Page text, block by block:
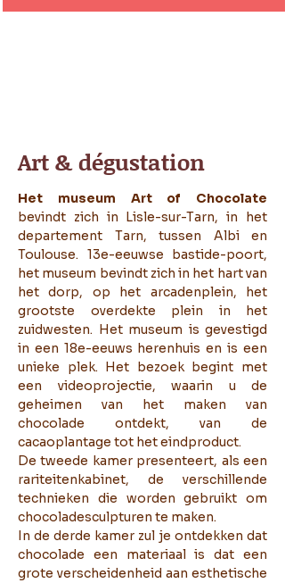
Art & dégustation
Het museum Art of Chocolate
bevindt zich in Lisle-sur-Tarn, in het
departement Tarn, tussen Albi en
Toulouse. 13e-eeuwse bastide-poort,
het museum bevindt zich in het hart van
het dorp, op het arcadenplein, het
grootste overdekte plein in het
zuidwesten. Het museum is gevestigd
in een 18e-eeuws herenhuis en is een
unieke plek. Het bezoek begint met
een videoprojectie, waarin u de
geheimen van het maken van
chocolade ontdekt, van de
cacaoplantage tot het eindproduct.
De tweede kamer presenteert, als een
rariteitenkabinet, de verschillende
technieken die worden gebruikt om
chocoladesculpturen te maken.
In de derde kamer zul je ontdekken dat
chocolade een materiaal is dat een
grote verscheidenheid aan esthetische